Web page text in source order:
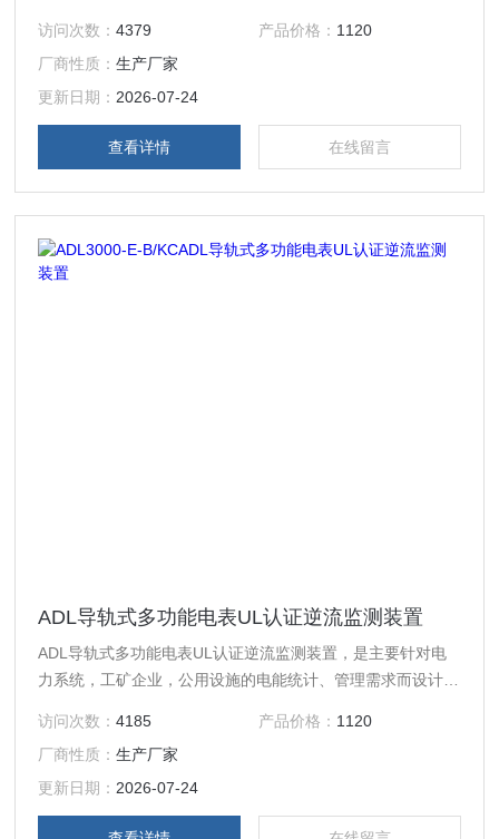
访问次数：4379 产品价格： 1120
厂商性质：生产厂家
更新日期： 2026-07-24
查看详情 在线留言
ADL导轨式多功能电表UL认证逆流监测装置
ADL导轨式多功能电表UL认证逆流监测装置，是主要针对电
力系统，工矿企业，公用设施的电能统计、管理需求而设计的
集成常见电力参数测量及电能计量及考核管理，提供上48月
的各类电能数据统计。具有2~31次分次谐波与总谐波含量检
测，带有开关量输入和开关量输出可实现“遥信”和“遥控”功
能，并具备报警输出。
访问次数：4185 产品价格： 1120
厂商性质：生产厂家
更新日期： 2026-07-24